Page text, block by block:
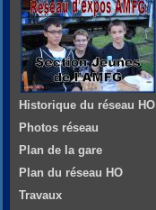
Historique du réseau HO
Photos réseau
Plan de la gare
Plan du réseau HO
Travaux